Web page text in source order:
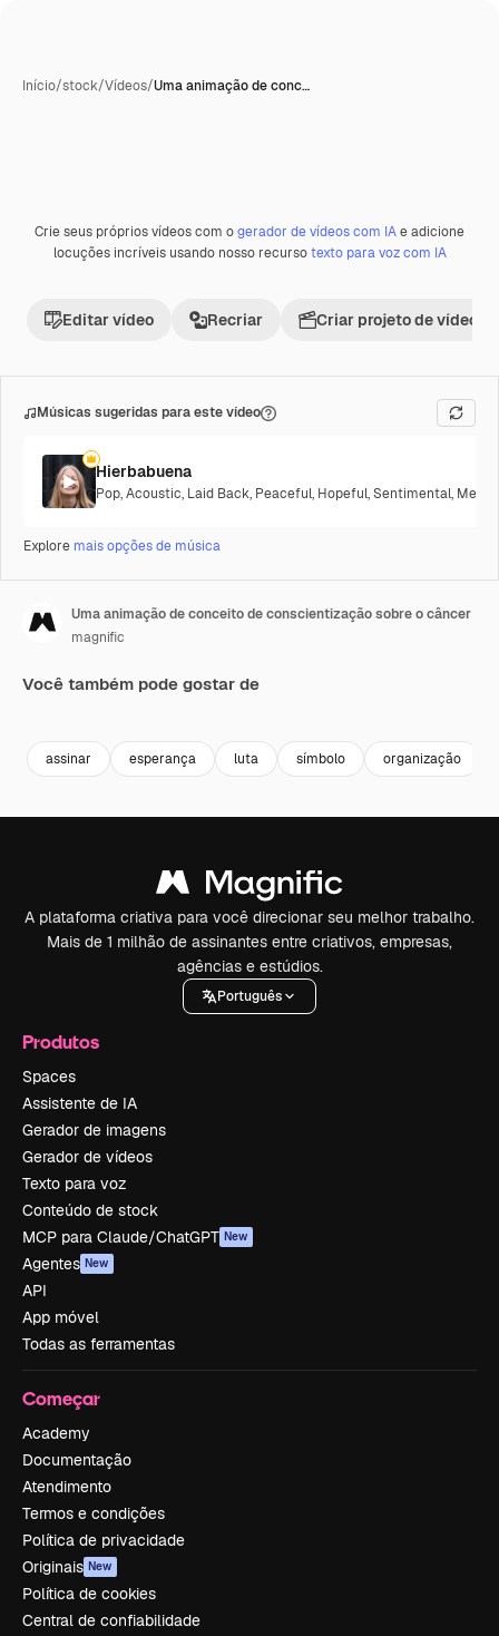
Início/stock/Vídeos/Uma animação de conc…
Crie seus próprios vídeos com ogerador de vídeos com IAe adicione
locuções incríveis usando nosso recursotexto para voz com IA
Editar vídeo Recriar Criar projeto de vídeo
Músicas sugeridas para este vídeo
Hierbabuena
Pop,Acoustic, Laid Back, Peaceful, Hopeful,Sentimental,
Explore mais opções de música
Uma animação de conceito de conscientização sobre o câncer
magnific
Você também pode gostar de
assinar esperança luta símbolo organização
A plataforma criativa para você direcionar seu melhor trabalho.
Mais de 1 milhão de assinantes entre criativos, empresas,
agências e estúdios.
Português
Produtos
Spaces
Assistente de IA
Gerador de imagens
Gerador de vídeos
Texto para voz
Conteúdo de stock
MCP para Claude/ChatGPT New
Agentes New
API
App móvel
Todas as ferramentas
Começar
Academy
Documentação
Atendimento
Termos e condições
Política de privacidade
Originais New
Política de cookies
Central de confiabilidade